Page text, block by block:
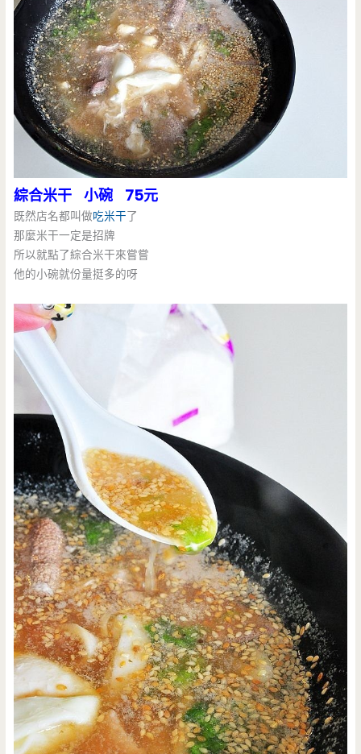
綜合米干 小碗 75元
既然店名都叫做吃米干了
那麼米干一定是招牌
所以就點了綜合米干來嘗嘗
他的小碗就份量挺多的呀